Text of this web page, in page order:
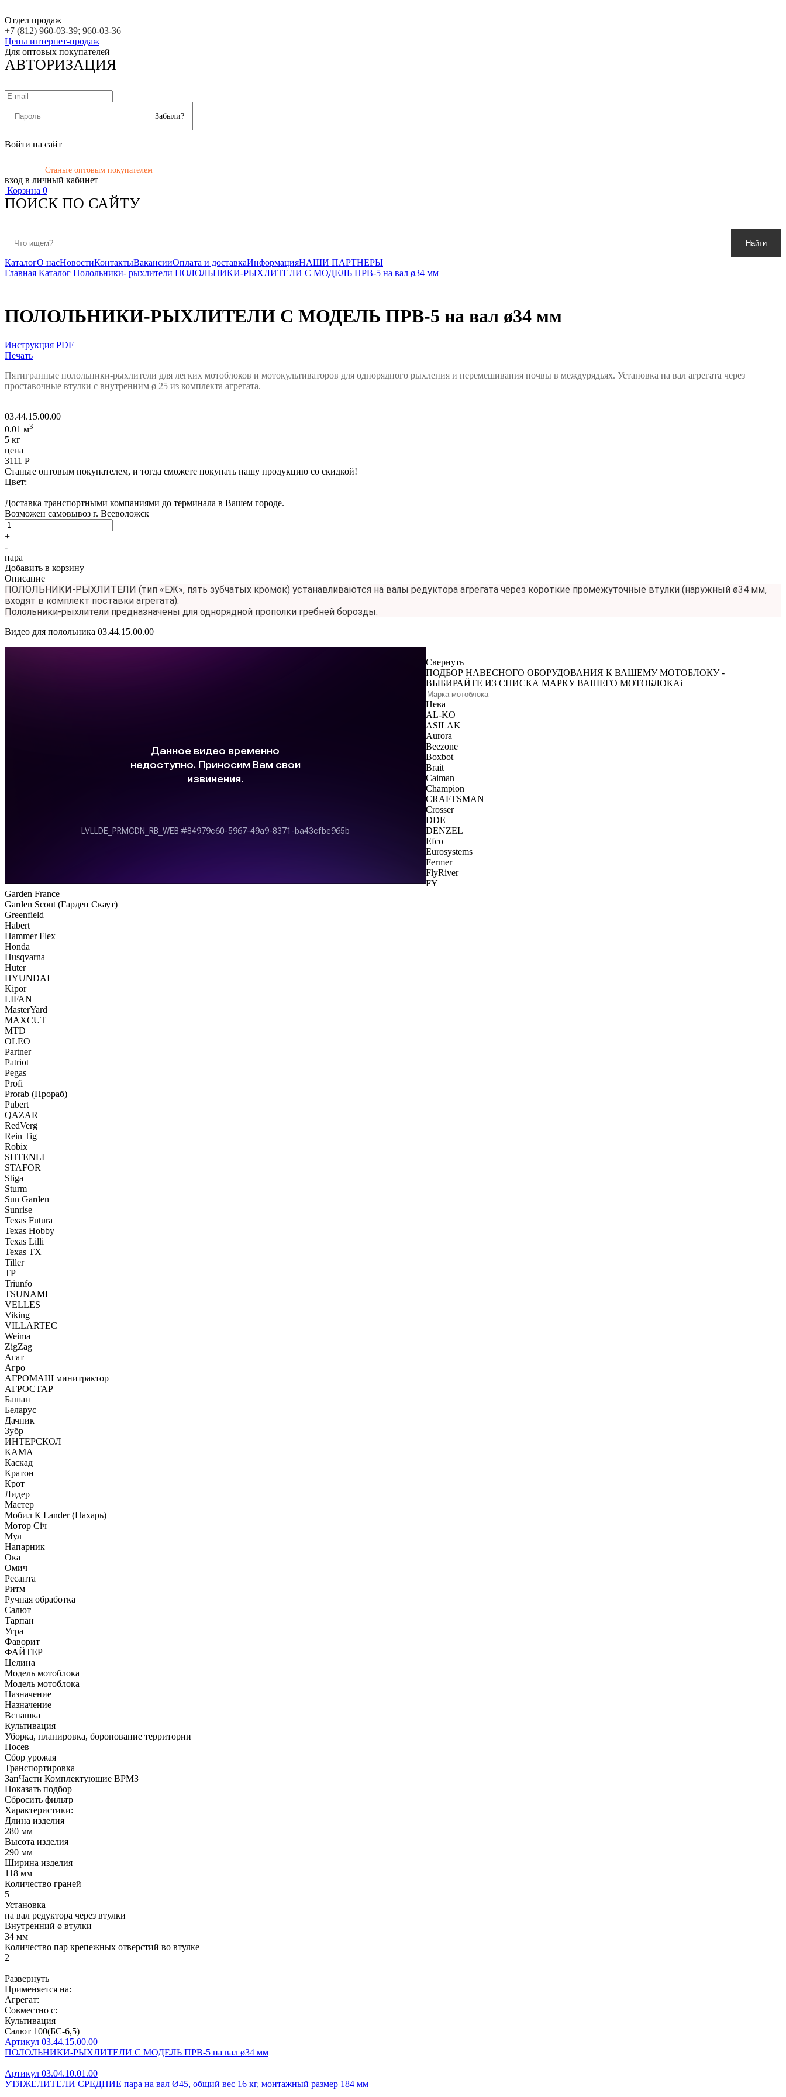
Отдел продаж
+7 (812) 960-03-39; 960-03-36
Цены интернет-продаж
Для оптовых покупателей
АВТОРИЗАЦИЯ
Забыли?
Войти на сайт
Станьте оптовым покупателем
вход в личный кабинет
Корзина 0
ПОИСК ПО САЙТУ
КаталогО насНовостиКонтактыВакансииОплата и доставкаИнформацияНАШИ ПАРТНЕРЫ
Главная Каталог Полольники- рыхлители ПОЛОЛЬНИКИ-РЫХЛИТЕЛИ С МОДЕЛЬ ПРВ-5 на вал ø34 мм
ПОЛОЛЬНИКИ-РЫХЛИТЕЛИ С МОДЕЛЬ ПРВ-5 на вал ø34 мм
Инструкция PDF
Печать
Пятигранные полольники-рыхлители для легких мотоблоков и мотокультиваторов для однорядного рыхления и перемешивания почвы в междурядьях. Установка на вал агрегата через
проставочные втулки с внутренним ø 25 из комплекта агрегата.
03.44.15.00.00
0.01 м3
5 кг
цена
3111 Р
Станьте оптовым покупателем, и тогда сможете покупать нашу продукцию со скидкой!
Цвет:
Доставка транспортными компаниями до терминала в Вашем городе.
Возможен самовывоз г. Всеволожск
+
-
пара
Добавить в корзину
Описание
ПОЛОЛЬНИКИ-РЫХЛИТЕЛИ (тип «ЕЖ», пять зубчатых кромок) устанавливаются на валы редуктора агрегата через короткие промежуточные втулки (наружный ø34 мм,
входят в комплект поставки агрегата).
Полольники-рыхлители предназначены для однорядной прополки гребней борозды.
Видео для полольника 03.44.15.00.00
Свернуть
ПОДБОР НАВЕСНОГО ОБОРУДОВАНИЯ К ВАШЕМУ МОТОБЛОКУ -
ВЫБИРАЙТЕ ИЗ СПИСКА МАРКУ ВАШЕГО МОТОБЛОКАi
Нева
AL-KO
ASILAK
Aurora
Beezone
Boxbot
Brait
Caiman
Champion
CRAFTSMAN
Crosser
DDE
DENZEL
Efco
Eurosystems
Fermer
FlyRiver
FY
Garden France
Garden Scout (Гарден Скаут)
Greenfield
Habert
Hammer Flex
Honda
Husqvarna
Huter
HYUNDAI
Kipor
LIFAN
MasterYard
MAXCUT
MTD
OLEO
Partner
Patriot
Pegas
Profi
Prorab (Прораб)
Pubert
QAZAR
RedVerg
Rein Tig
Robix
SHTENLI
STAFOR
Stiga
Sturm
Sun Garden
Sunrise
Texas Futura
Texas Hobby
Texas Lilli
Texas TX
Tiller
TP
Triunfo
TSUNAMI
VELLES
Viking
VILLARTEC
Weima
ZigZag
Агат
Агро
АГРОМАШ минитрактор
АГРОСТАР
Башан
Беларус
Дачник
Зубр
ИНТЕРСКОЛ
КАМА
Каскад
Кратон
Крот
Лидер
Мастер
Мобил К Lander (Пахарь)
Мотор Сiч
Мул
Напарник
Ока
Омич
Ресанта
Ритм
Ручная обработка
Салют
Тарпан
Угра
Фаворит
ФАЙТЕР
Целина
Модель мотоблока
Модель мотоблока
Назначение
Назначение
Вспашка
Культивация
Уборка, планировка, боронование территории
Посев
Сбор урожая
Транспортировка
ЗапЧасти Комплектующие ВРМЗ
Показать подбор
Сбросить фильтр
Характеристики:
Длина изделия
280 мм
Высота изделия
290 мм
Ширина изделия
118 мм
Количество граней
5
Установка
на вал редуктора через втулки
Внутренний ø втулки
34 мм
Количество пар крепежных отверстий во втулке
2
Развернуть
Применяется на:
Агрегат:
Совместно с:
Культивация
Салют 100(БС-6,5)
Артикул 03.44.15.00.00
ПОЛОЛЬНИКИ-РЫХЛИТЕЛИ С МОДЕЛЬ ПРВ-5 на вал ø34 мм
Артикул 03.04.10.01.00
УТЯЖЕЛИТЕЛИ СРЕДНИЕ пара на вал Ø45, общий вес 16 кг, монтажный размер 184 мм